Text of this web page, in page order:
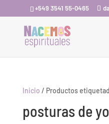
+549 3541 55-0465
Inicio / Productos
posturas de